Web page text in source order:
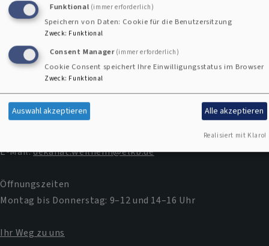
Seniorenarbeit Seniorenseelsorge
Spiritualität Trauung Umweltschutz Wehrdienst
Weihnachten
Am Öferl 8 | 82362 Weilheim
E-Mail:dekanat.weilheim@elkb.de
Öffnungszeiten
Montag bis Donnerstag: 9–12 und 14–16 Uhr
Ihr Weg zu uns
Funktional (immer erforderlich)
Speichern von Daten: Cookie für die Benutzersitzung
Zweck: Funktional
Consent Manager (immer erforderlich)
Cookie Consent speichert Ihre Einwilligungsstatus im Browser
Zweck: Funktional
Auswahl akzeptieren Alle akzeptieren
Realisiert mit Klaro!